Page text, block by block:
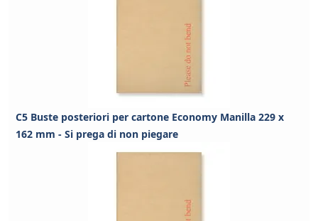
C5 Buste posteriori per cartone Economy Manilla 229 x
162 mm - Si prega di non piegare